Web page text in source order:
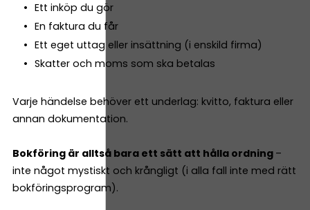
Ett inköp du gör
En faktura du får
Ett eget uttag eller insättning (i enskild firma)
Skatter och moms som ska betalas
Varje händelse behöver ett underlag: kvitto, faktura eller
annan dokumentation.
Bokföring är alltså bara ett sätt att hålla ordning –
inte något mystiskt och krångligt (i alla fall inte med rätt
bokföringsprogram).